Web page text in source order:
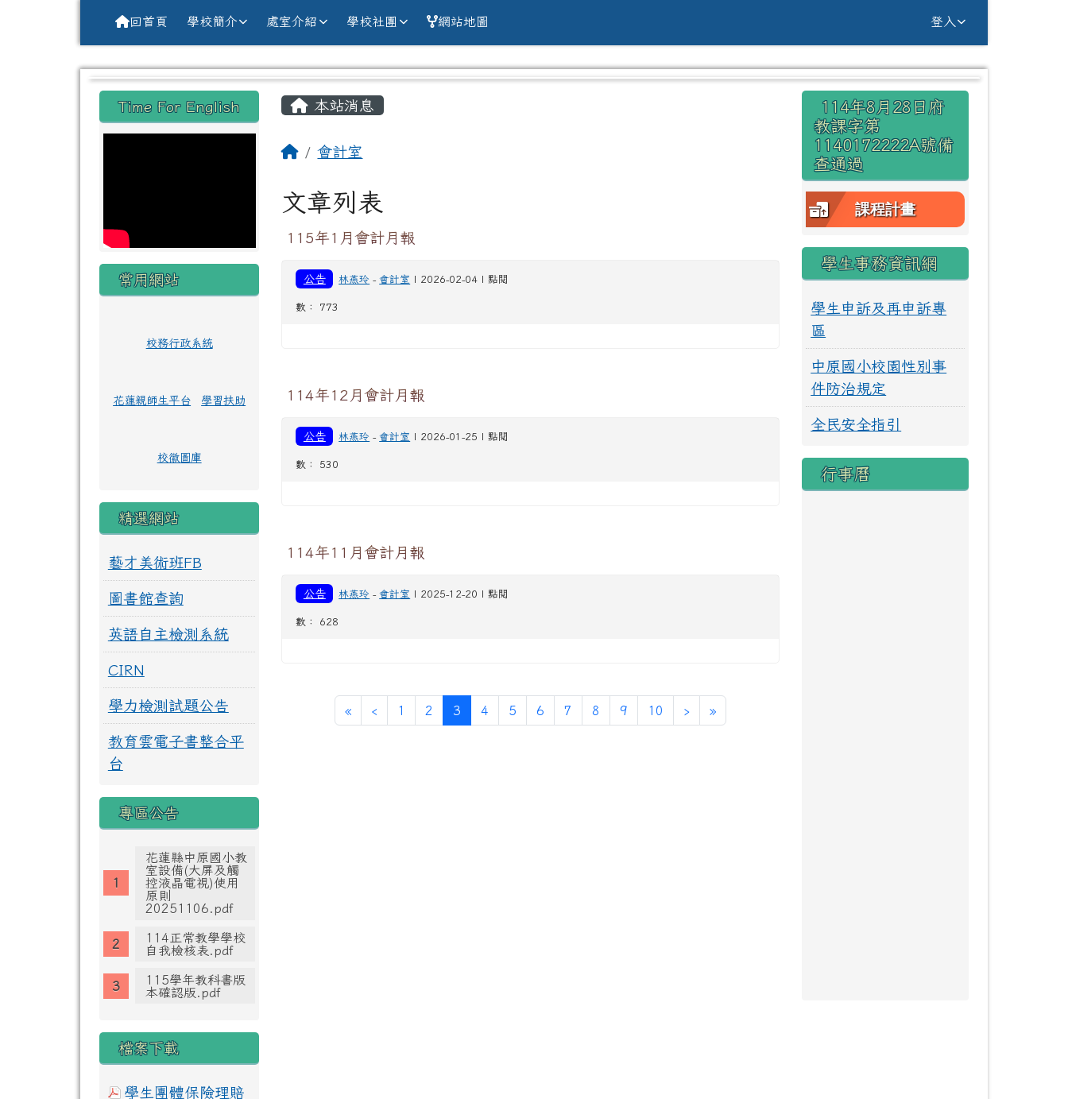
花蓮縣花蓮市中原國小全球資訊網Hualien county Chung Yuan Primary
回首頁 學校簡介 處室介紹 學校社團 網站地圖 登入
⏸
左邊區域內容
Time For English
常用網站
校務行政系統
花蓮親師生平台 學習扶助
校徽圖庫
精選網站
藝才美術班FB
圖書館查詢
英語自主檢測系統
CIRN
學力檢測試題公告
教育雲電子書整合平
台
專區公告
花蓮縣中原國小教
室設備(大屏及觸
控液晶電視)使用
原則
20251106.pdf
114正常教學學校
自我檢核表.pdf
115學年教科書版
本確認版.pdf
檔案下載
學生團體保險理賠
主內容區域
本站消息
回首頁
會計室
文章列表
115年1月會計月報
公告 林燕玲 -會計室 | 2026-02-04 | 點閱
數： 773
114年12月會計月報
公告 林燕玲 -會計室 | 2026-01-25 | 點閱
數： 530
114年11月會計月報
公告 林燕玲 -會計室 | 2025-12-20 | 點閱
數： 628
«第一頁
‹ 上一頁
1 2 3 (目前頁次)
4 5 6 7 8 9 10 ›下一頁
»最後頁
右邊區域內容
114年8月28日府
教課字第
1140172222A號備
查通過
課程計畫
學生事務資訊網
學生申訴及再申訴專
區
中原國小校園性別事
件防治規定
全民安全指引
行事曆
頁尾區域